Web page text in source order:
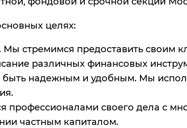
целях:
стремимся предоставить своим
различных финансовых
надежным и удобным. Мы
профессионалами своего дела с
частным капиталом.